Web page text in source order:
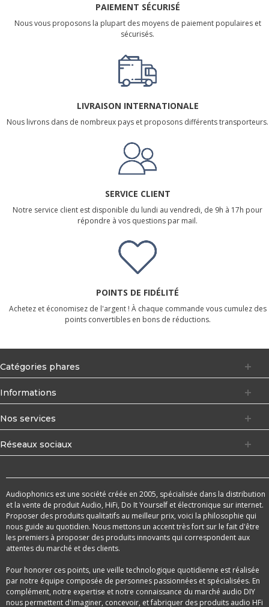
PAIEMENT SÉCURISÉ
Nous vous proposons la plupart des moyens de paiement populaires et
sécurisés.
LIVRAISON INTERNATIONALE
Nous livrons dans de nombreux pays et proposons différents transporteurs.
SERVICE CLIENT
Notre service client est disponible du lundi au vendredi, de 9h à 17h pour
répondre à vos questions par mail.
POINTS DE FIDÉLITÉ
Achetez et économisez de l'argent ! À chaque commande vous cumulez des
points convertibles en bons de réductions.
Catégories phares
Informations
Nos services
Réseaux sociaux
Audiophonics est une société créée en 2005, spécialisée dans la distribution
et la vente de produit Audio, HiFi, Do It Yourself et électronique sur internet.
Proposer des produits qualitatifs au meilleur prix, voici la philosophie qui
nous guide au quotidien. Nous mettons un accent très fort sur le fait d'être
les premiers à proposer des produits innovants qui correspondent aux
attentes du marché et des clients.
Pour honorer ces points, une veille technologique quotidienne est réalisée
par notre équipe composée de personnes passionnées et spécialisées. En
complément, notre expertise et notre connaissance du marché audio DIY
nous permettent d'imaginer, concevoir, et fabriquer des produits audio HFi